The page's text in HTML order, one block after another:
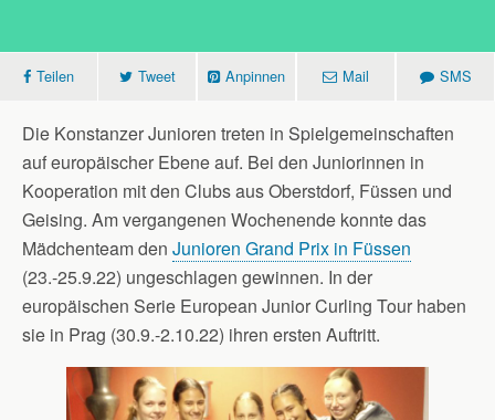
Teilen Tweet Anpinnen Mail SMS
Die Konstanzer Junioren treten in Spielgemeinschaften
auf europäischer Ebene auf. Bei den Juniorinnen in
Kooperation mit den Clubs aus Oberstdorf, Füssen und
Geising. Am vergangenen Wochenende konnte das
Mädchenteam den Junioren Grand Prix in Füssen
(23.-25.9.22) ungeschlagen gewinnen. In der
europäischen Serie European Junior Curling Tour haben
sie in Prag (30.9.-2.10.22) ihren ersten Auftritt.